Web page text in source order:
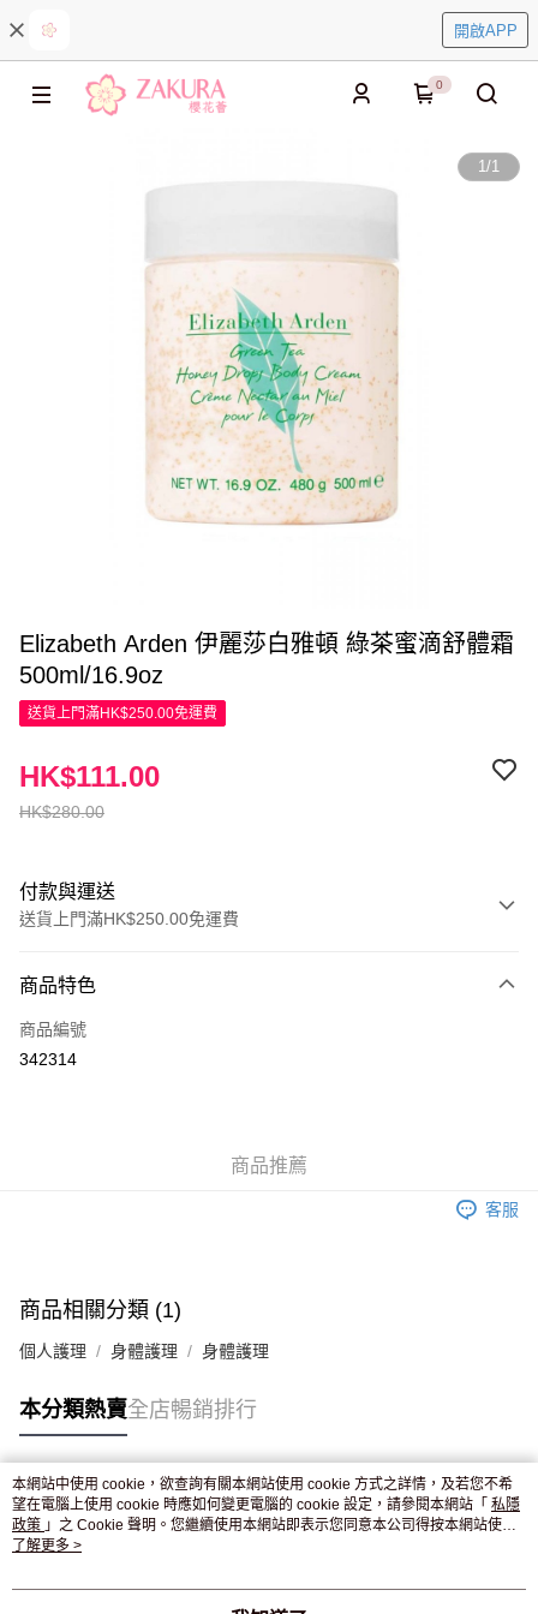
開啟APP
0
1/1
Elizabeth Arden 伊麗莎白雅頓 綠茶蜜滴舒體霜
500ml/16.9oz
送貨上門滿HK$250.00免運費
HK$280.00
HK$111.00
付款與運送
送貨上門滿HK$250.00免運費
信用卡
Apple Pay
付款後門市自取，訂單確認後2-4個工作天到店，7天內取。逾期後
商品特色
商品編號
342314
商品推薦
客服
商品相關分類 (1)
個人護理 身體護理 身體護理
本分類熱賣全店暢銷排行
熱門標籤
熱銷排行
本網站中使用 cookie，欲查詢有關本網站使用 cookie 方式之詳情，及若您不希
望在電腦上使用 cookie 時應如何變更電腦的 cookie 設定，請參閱本網站「 私隱
政策 」之 Cookie 聲明。您繼續使用本網站即表示您同意本公司得按本網站使用
條款之 Cookie 聲明使用 cookie。
了解更多 >